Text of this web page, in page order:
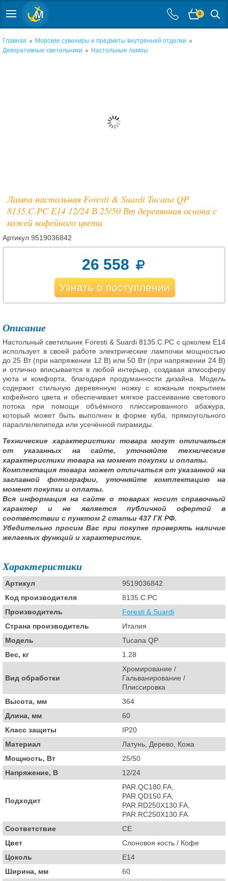
0
Главная » Морские сувениры и предметы внутренней отделки »
Декоративные светильники » Настольные лампы
Лампа настольная Foresti & Suardi Tucana QP
8135.C.PC E14 12/24 В 25/50 Вт деревянная основа с
кожей кофейного цвета
Артикул 9519036842
26 558
Узнать о поступлении
Описание
Настольный светильник Foresti & Suardi 8135.C.PC с цоколем E14
использует в своей работе электрические лампочки мощностью
до 25 Вт (при напряжении 12 В) или 50 Вт (при напряжении 24 В)
и отлично вписывается в любой интерьер, создавая атмосферу
уюта и комфорта, благодаря продуманности дизайна. Модель
содержит стильную деревянную ножку с кожаным покрытием
кофейного цвета и обеспечивает мягкое рассеивание светового
потока при помощи объёмного плиссированного абажура,
который может быть выполнен в форме куба, прямоугольного
параллелепипеда или усечённой пирамиды.
Технические характеристики товара могут отличаться
от указанных на сайте, уточняйте технические
характеристики товара на момент покупки и оплаты.
Комплектация товара может отличаться от указанной на
заглавной фотографии, уточняйте комплектацию на
момент покупки и оплаты.
Вся информация на сайте о товарах носит справочный
характер и не является публичной офертой в
соответствии с пунктом 2 статьи 437 ГК РФ.
Убедительно просим Вас при покупке проверять наличие
желаемых функций и характеристик.
Характеристики
Артикул
9519036842
Код производителя
8135.C.PC
Производитель
Foresti & Suardi
Страна производитель
Италия
Модель
Tucana QP
Вес, кг
1.28
Вид обработки
Хромирование /
Гальванирование /
Плиссировка
Высота, мм
364
Длина, мм
60
Класс защиты
IP20
Материал
Латунь, Дерево, Кожа
Мощность, Вт
25/50
Напряжение, В
12/24
Подходит
PAR.QC180.FA,
PAR.QD150.FA,
PAR.RD250X130.FA,
PAR.RC250X130.FA
Соответствие
CE
Цвет
Слоновоя кость / Кофе
Цоколь
E14
Ширина, мм
60